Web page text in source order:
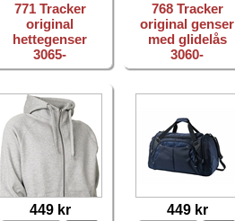
771 Tracker
original
hettegenser
3065-
768 Tracker
original genser
med glidelås
3060-
449 kr 449 kr